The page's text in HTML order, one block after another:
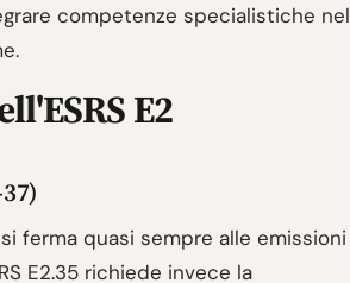
competenze specialistiche nel
E2
ferma quasi sempre alle emissioni
E2.35 richiede invece la